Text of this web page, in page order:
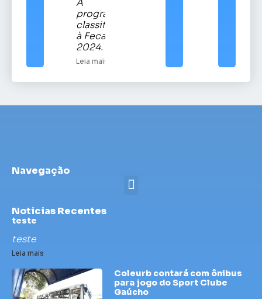
A
programação
classificatória
à Fecars
2024.
Leia mais
Navegação
Noticias Recentes
teste
teste
Leia mais
Coleurb contará com ônibus
para jogo do Sport Clube
Gaúcho